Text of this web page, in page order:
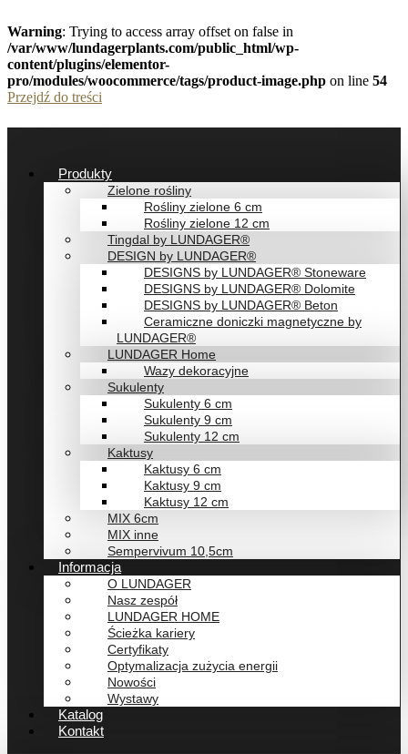
Warning: Trying to access array offset on false in
/var/www/lundagerplants.com/public_html/wp-
content/plugins/elementor-
pro/modules/woocommerce/tags/product-image.php on line 54
Przejdź do treści
Produkty
Zielone rośliny
Rośliny zielone 6 cm
Rośliny zielone 12 cm
Tingdal by LUNDAGER®
DESIGN by LUNDAGER®
DESIGNS by LUNDAGER® Stoneware
DESIGNS by LUNDAGER® Dolomite
DESIGNS by LUNDAGER® Beton
Ceramiczne doniczki magnetyczne by
LUNDAGER®
LUNDAGER Home
Wazy dekoracyjne
Sukulenty
Sukulenty 6 cm
Sukulenty 9 cm
Sukulenty 12 cm
Kaktusy
Kaktusy 6 cm
Kaktusy 9 cm
Kaktusy 12 cm
MIX 6cm
MIX inne
Sempervivum 10,5cm
Informacja
O LUNDAGER
Nasz zespół
LUNDAGER HOME
Ścieżka kariery
Certyfikaty
Optymalizacja zużycia energii
Nowości
Wystawy
Katalog
Kontakt